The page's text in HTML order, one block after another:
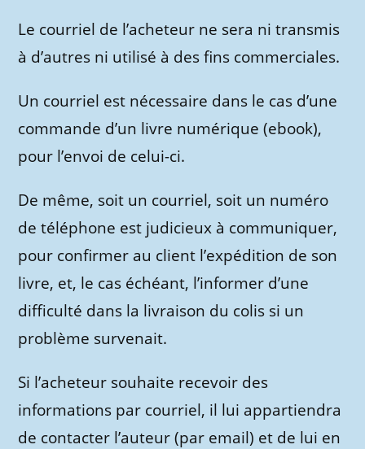
Le courriel de l’acheteur ne sera ni transmis
à d’autres ni utilisé à des fins commerciales.
Un courriel est nécessaire dans le cas d’une
commande d’un livre numérique (ebook),
pour l’envoi de celui-ci.
De même, soit un courriel, soit un numéro
de téléphone est judicieux à communiquer,
pour confirmer au client l’expédition de son
livre, et, le cas échéant, l’informer d’une
difficulté dans la livraison du colis si un
problème survenait.
Si l’acheteur souhaite recevoir des
informations par courriel, il lui appartiendra
de contacter l’auteur (par email) et de lui en